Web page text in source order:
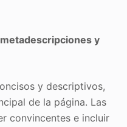
y
y descriptivos,
de la página. Las
convincentes e incluir